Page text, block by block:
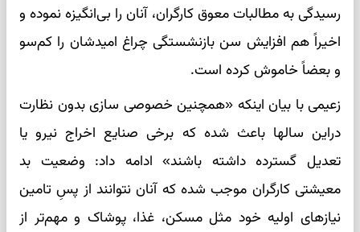
رسیدگی به مطالبات معوق کارگران، آنان را بی‌انگیزه نموده و
اخیراً هم افزایش سن بازنشستگی چراغ امیدشان را کم‌سو
و بعضاً خاموش کرده است.
زعیمی با بیان اینکه «همچنین خصوصی سازی بدون نظارت
دراین سالها باعث شده که برخی صنایع اخراج نیرو یا
تعدیل گسترده داشته باشند» ادامه داد: وضعیت بد
معیشتی کارگران موجب شده که آنان نتوانند از پسِ تامین
نیازهای اولیه خود مثل مسکن، غذا، پوشاک و مهم‌تر از